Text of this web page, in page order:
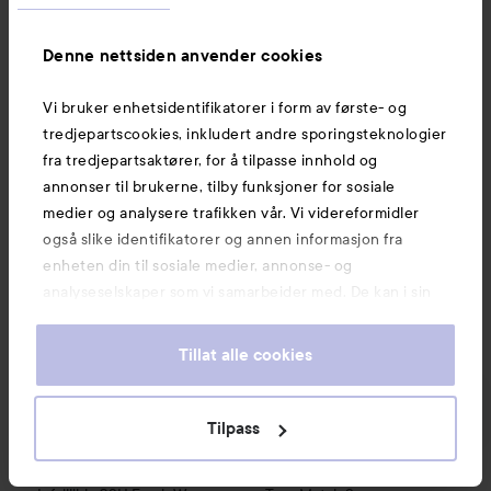
Denne nettsiden anvender cookies
Vi bruker enhetsidentifikatorer i form av første- og
tredjepartscookies, inkludert andre sporingsteknologier
fra tredjepartsaktører, for å tilpasse innhold og
annonser til brukerne, tilby funksjoner for sosiale
medier og analysere trafikken vår. Vi videreformidler
også slike identifikatorer og annen informasjon fra
enheten din til sosiale medier, annonse- og
analyseselskaper som vi samarbeider med. De kan i sin
informasjon som du har oppgitt eller som de har samlet
våre cookies ved å fortsette å bruke nettsiden vår. For
informasjon om hvordan du kan endre innstillingene for
Tillat alle cookies
Tilpass
KJØP KJØP
Loreal ParisInfaillible32H Fresh Wear Foundation
Loreal ParisTrue Match